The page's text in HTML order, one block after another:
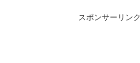
スポンサーリンク